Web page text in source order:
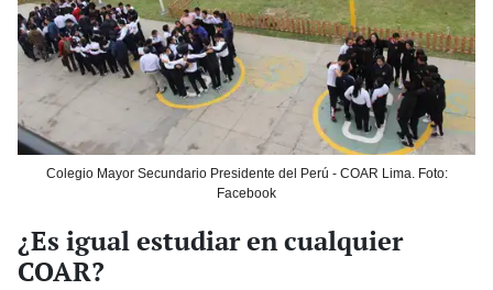
Colegio Mayor Secundario Presidente del Perú - COAR Lima. Foto:
Facebook
¿Es igual estudiar en cualquier
COAR?